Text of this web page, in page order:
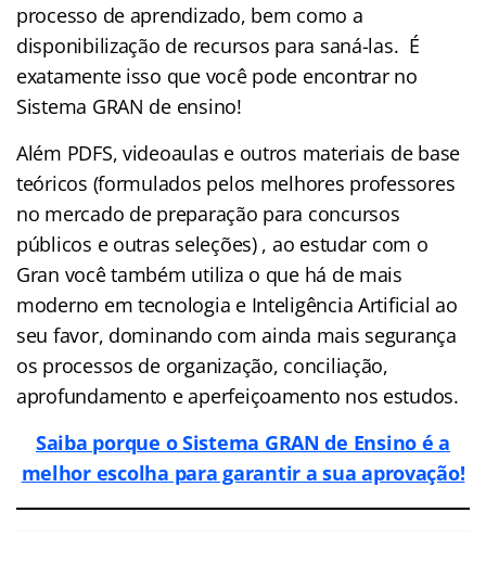
processo de aprendizado, bem como a
disponibilização de recursos para saná-las. É
exatamente isso que você pode encontrar no
Sistema GRAN de ensino!
Além PDFS, videoaulas e outros materiais de base
teóricos (formulados pelos melhores professores
no mercado de preparação para concursos
públicos e outras seleções) , ao estudar com o
Gran você também utiliza o que há de mais
moderno em tecnologia e Inteligência Artificial ao
seu favor, dominando com ainda mais segurança
os processos de organização, conciliação,
aprofundamento e aperfeiçoamento nos estudos.
Saiba porque o Sistema GRAN de Ensino é a
melhor escolha para garantir a sua aprovação!